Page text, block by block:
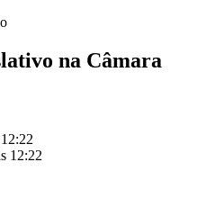
na Câmara
12:22